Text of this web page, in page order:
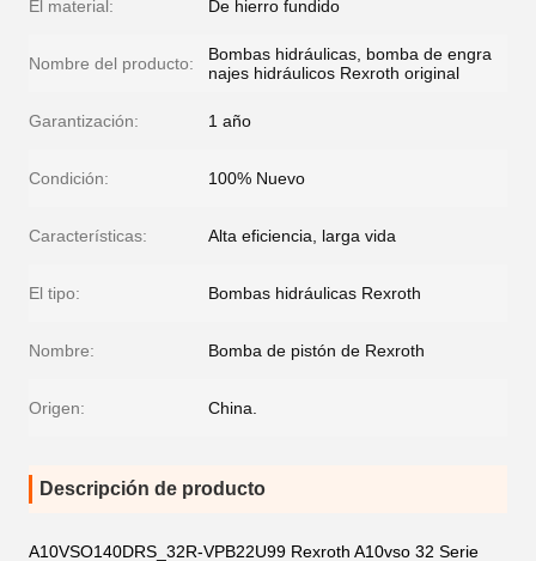
El material: De hierro fundido
Nombre del producto:
Bombas hidráulicas, bomba de engra
najes hidráulicos Rexroth original
Garantización: 1 año
Condición: 100% Nuevo
Características: Alta eficiencia, larga vida
El tipo: Bombas hidráulicas Rexroth
Nombre: Bomba de pistón de Rexroth
Origen: China.
Descripción de producto
A10VSO140DRS_32R-VPB22U99 Rexroth A10vso 32 Serie